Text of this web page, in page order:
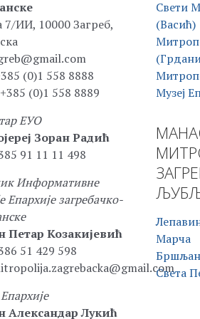
7/ИИ, 10000 Загреб,
(0)1 558 8888
(0)1 558 8889
ЕУО
Зоран Радић
91 11 11 498
Информативне
Епархије загребачко-
Петар Козакијевић
51 429 598
Александар Лукић
Свети
(Васић)
Музеј
Марча
Света